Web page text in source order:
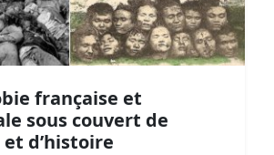
française et
sous couvert de
d’histoire